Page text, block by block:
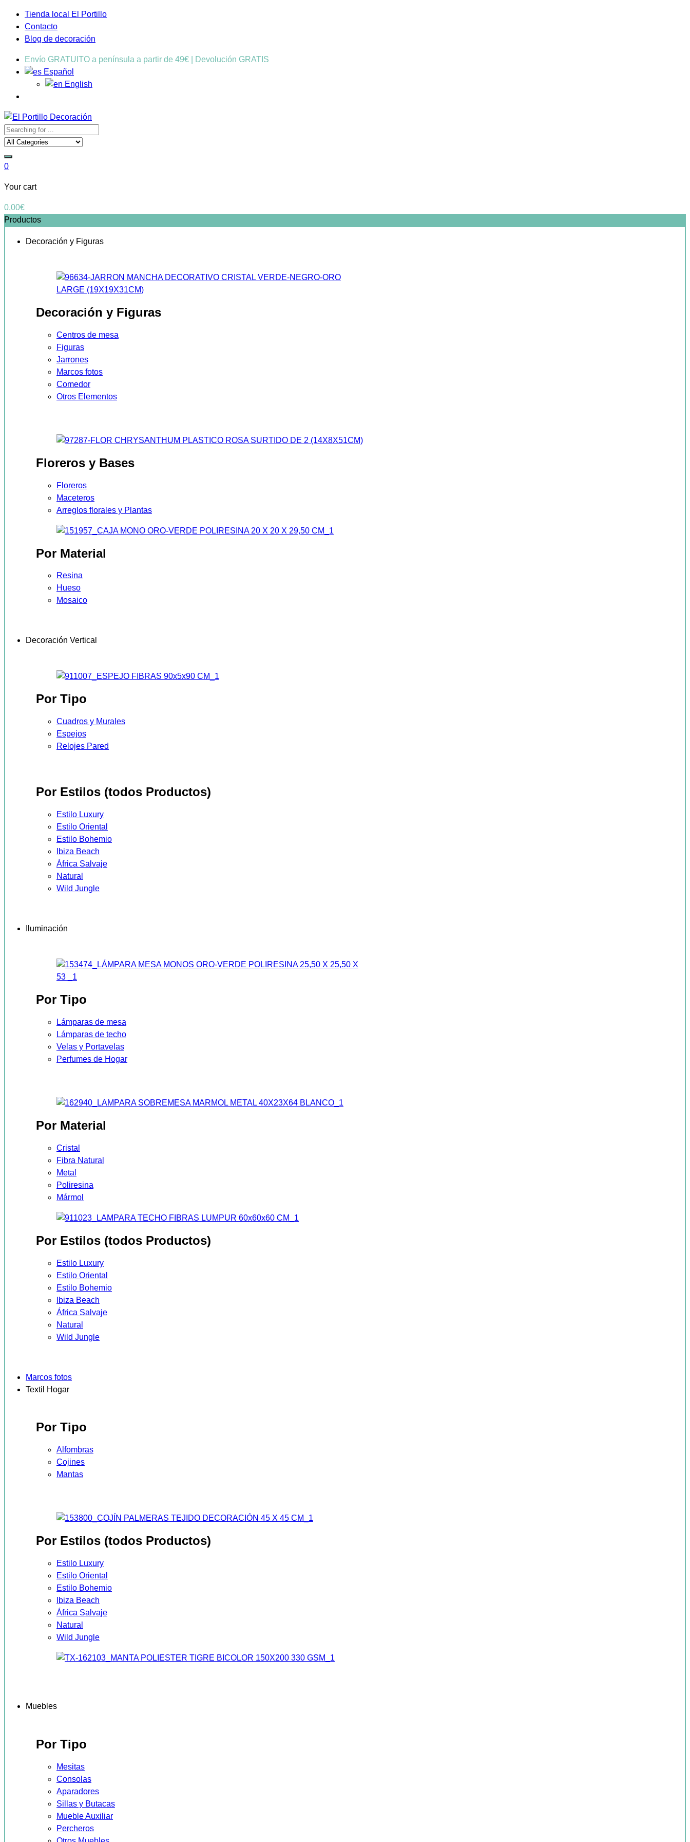
Tienda local El Portillo
Contacto
Blog de decoración
Envío GRATUITO a península a partir de 49€ | Devolución GRATIS
Español
English
0
Your cart
0,00€
Productos
Decoración y Figuras
Decoración y Figuras
Centros de mesa
Figuras
Jarrones
Marcos fotos
Comedor
Otros Elementos
Floreros y Bases
Floreros
Maceteros
Arreglos florales y Plantas
Por Material
Resina
Hueso
Mosaico
Decoración Vertical
Por Tipo
Cuadros y Murales
Espejos
Relojes Pared
Por Estilos (todos Productos)
Estilo Luxury
Estilo Oriental
Estilo Bohemio
Ibiza Beach
África Salvaje
Natural
Wild Jungle
Iluminación
Por Tipo
Lámparas de mesa
Lámparas de techo
Velas y Portavelas
Perfumes de Hogar
Por Material
Cristal
Fibra Natural
Metal
Poliresina
Mármol
Por Estilos (todos Productos)
Estilo Luxury
Estilo Oriental
Estilo Bohemio
Ibiza Beach
África Salvaje
Natural
Wild Jungle
Marcos fotos
Textil Hogar
Por Tipo
Alfombras
Cojines
Mantas
Por Estilos (todos Productos)
Estilo Luxury
Estilo Oriental
Estilo Bohemio
Ibiza Beach
África Salvaje
Natural
Wild Jungle
Muebles
Por Tipo
Mesitas
Consolas
Aparadores
Sillas y Butacas
Mueble Auxiliar
Percheros